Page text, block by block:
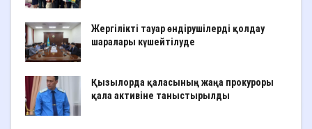
Жергілікті тауар өндірушілерді қолдау
шаралары күшейтілуде
Қызылорда қаласының жаңа прокуроры
қала активіне таныстырылды